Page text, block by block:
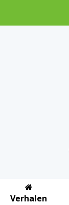
Verhalen